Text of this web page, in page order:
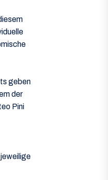
geben
der
Pini